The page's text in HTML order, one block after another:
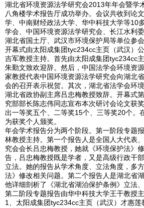
湖北省环境资源法学研究会2013年年会暨学
八角楼学术报告厅成功举办。会议共收到论
学、中南财经政法大学、华中科技大学等10
学会、中国环境资源法学研究会、长江水利
湖北省国土厅、武汉市环境保护局等单位参会
开幕式由太阳成集团tyc234cc主页（武汉）
吉军教授主持。首先由太阳成集团tyc234cc
朱勤文致欢迎辞。然后，中国法学会环境资
家教授代表中国环境资源法学研究会向湖北
会的召开表示祝贺。其次，湖北省法学会环
湖北省政协副主席吕忠梅教授致辞。开幕式
究部部长陈志伟同志宣布本次研讨会论文获
出一等奖五个、二等奖15个、三等奖20个。
为获奖个人颁奖。
年会学术报告分为两个阶段。第一阶段专题
林教授主持。第一个报告人是全国人大代表
究会会长吕忠梅教授，她就《环境保护法》
告，吕忠梅教授既是学者，又是高级行政干
立法。她的报告从学术角度、立法角度，多
法》修改相关问题。第二个报告人是湖北省
他详细剖析了《湖北省湖泊保护条例》立法
第二阶段专题报告由华中科技大学王干教授
1、太阳成集团tyc234cc主页（武汉）才惠